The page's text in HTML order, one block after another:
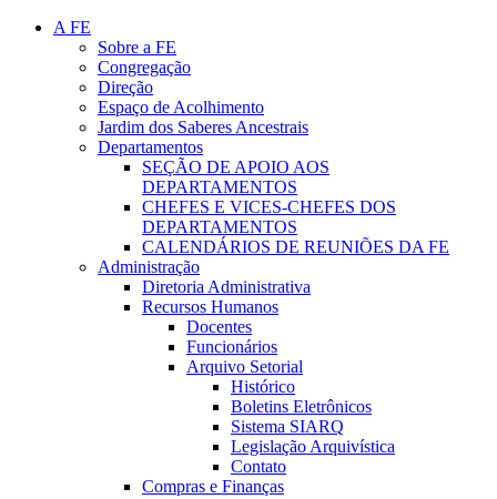
A FE
Sobre a FE
Congregação
Direção
Espaço de Acolhimento
Jardim dos Saberes Ancestrais
Departamentos
SEÇÃO DE APOIO AOS
DEPARTAMENTOS
CHEFES E VICES-CHEFES DOS
DEPARTAMENTOS
CALENDÁRIOS DE REUNIÕES DA FE
Administração
Diretoria Administrativa
Recursos Humanos
Docentes
Funcionários
Arquivo Setorial
Histórico
Boletins Eletrônicos
Sistema SIARQ
Legislação Arquivística
Contato
Compras e Finanças